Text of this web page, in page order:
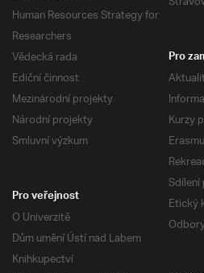
Human Resources Strategy for
Researchers
Vědecká rada
Ediční činnost
Mezinárodní projekty
Národní projekty
Smluvní výzkum
Pro
Kurzy
Etický
Pro veřejnost
O Univerzitě
Dům umění Ústí nad Labem
Knihkupectví